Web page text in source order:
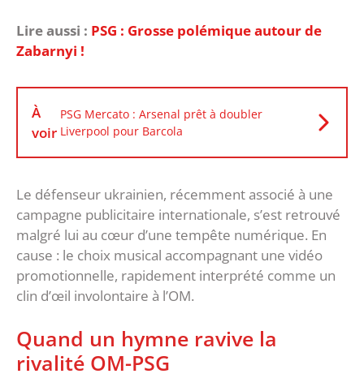
Lire aussi : PSG : Grosse polémique autour de
Zabarnyi !
À
voir
PSG Mercato : Arsenal prêt à doubler
Liverpool pour Barcola
Le défenseur ukrainien, récemment associé à une
campagne publicitaire internationale, s’est retrouvé
malgré lui au cœur d’une tempête numérique. En
cause : le choix musical accompagnant une vidéo
promotionnelle, rapidement interprété comme un
clin d’œil involontaire à l’OM.
‎Quand un hymne ravive la
rivalité OM-PSG